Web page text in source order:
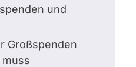
und
Großspenden